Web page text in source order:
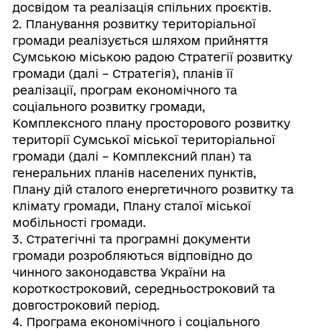
досвідом та реалізація спільних проєктів.
2. Планування розвитку територіальної
громади реалізується шляхом прийняття
Сумською міською радою Стратегії розвитку
громади (далі – Стратегія), планів її
реалізації, програм економічного та
соціального розвитку громади,
Комплексного плану просторового розвитку
території Сумської міської територіальної
громади (далі – Комплексний план) та
генеральних планів населених пунктів,
Плану дій сталого енергетичного розвитку та
клімату громади, Плану сталої міської
мобільності громади.
3. Стратегічні та програмні документи
громади розробляються відповідно до
чинного законодавства України на
короткостроковий, середньостроковий та
довгостроковий період.
4. Програма економічного і соціального